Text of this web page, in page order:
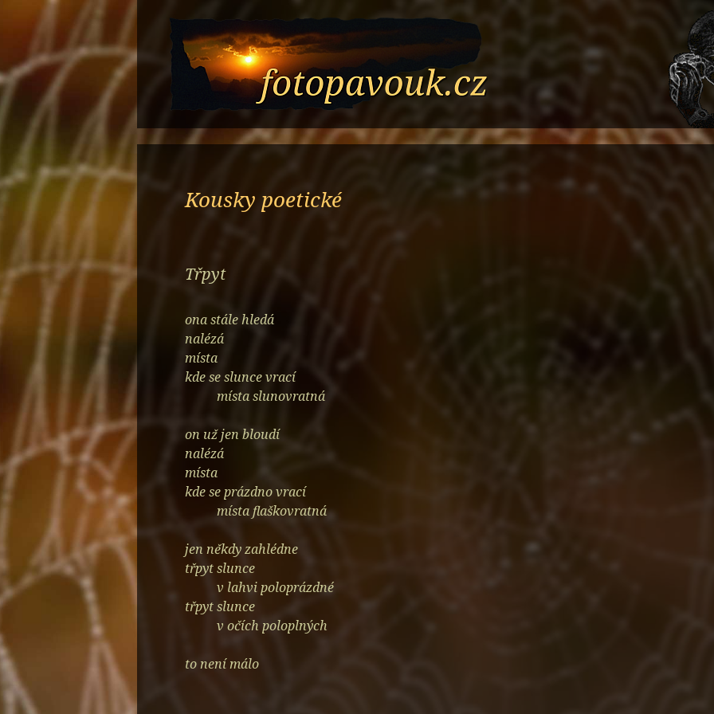
Přeskočit
Kousky poetické
Třpyt
ona stále hledá
nalézá
místa
kde se slunce vrací
místa slunovratná
on už jen bloudí
nalézá
místa
kde se prázdno vrací
místa flaškovratná
jen někdy zahlédne
třpyt slunce
v lahvi poloprázdné
třpyt slunce
v očích poloplných
to není málo